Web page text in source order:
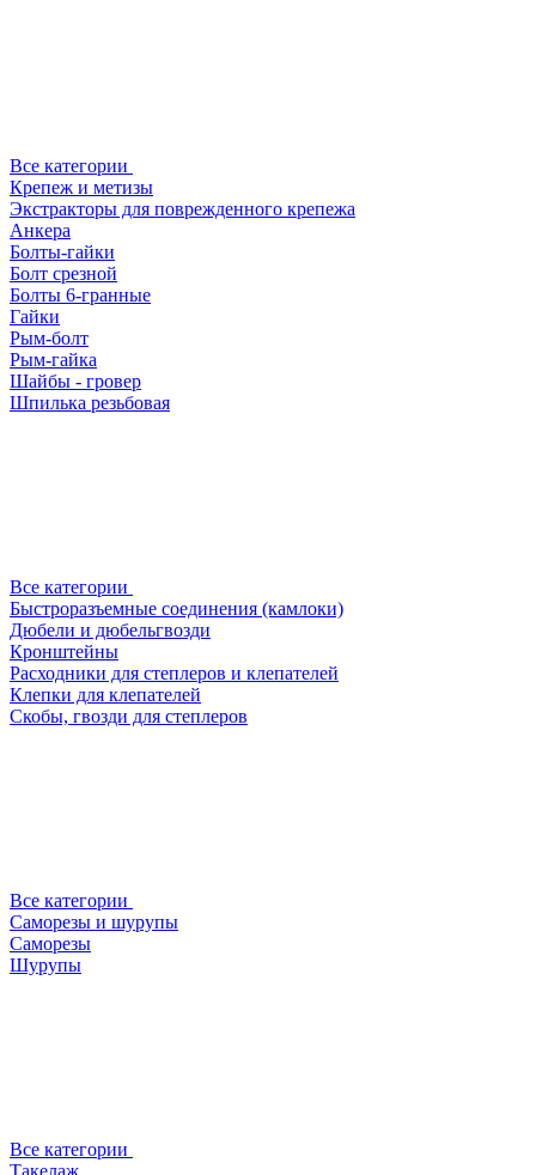
Все категории
Крепеж и метизы
Экстракторы для поврежденного крепежа
Анкера
Болты-гайки
Болт срезной
Болты 6-гранные
Гайки
Рым-болт
Рым-гайка
Шайбы - гровер
Шпилька резьбовая
Все категории
Быстроразъемные соединения (камлоки)
Дюбели и дюбельгвозди
Кронштейны
Расходники для степлеров и клепателей
Клепки для клепателей
Скобы, гвозди для степлеров
Все категории
Саморезы и шурупы
Саморезы
Шурупы
Все категории
Такелаж